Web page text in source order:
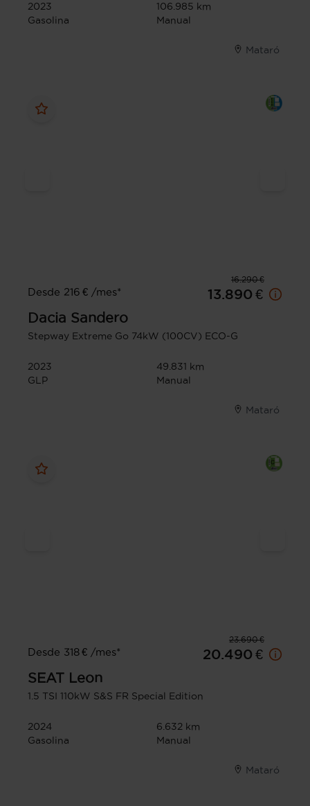
2023
106.985 km
Gasolina
Manual
Mataró
16.290 €
Desde 216 € /mes*
13.890 €
Dacia Sandero
Stepway Extreme Go 74kW (100CV) ECO-G
2023
49.831 km
GLP
Manual
Mataró
23.690 €
Desde 318 € /mes*
20.490 €
SEAT Leon
1.5 TSI 110kW S&S FR Special Edition
2024
6.632 km
Gasolina
Manual
Mataró